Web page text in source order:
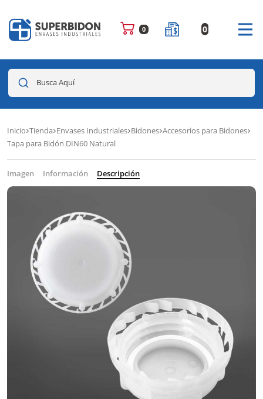
0 0
Busca Aquí
Inicio Tienda Envases Industriales Bidones Accesorios para Bidones
Tapa para Bidón DIN60 Natural
Imagen Información Descripción